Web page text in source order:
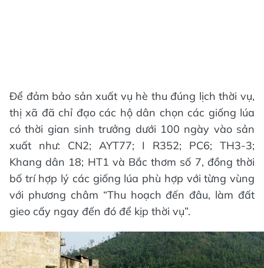
Để đảm bảo sản xuất vụ hè thu đúng lịch thời vụ,
thị xã đã chỉ đạo các hộ dân chọn các giống lúa
có thời gian sinh trưởng dưới 100 ngày vào sản
xuất như: CN2; AYT77; I R352; PC6; TH3-3;
Khang dân 18; HT1 và Bắc thơm số 7, đồng thời
bố trí hợp lý các giống lúa phù hợp với từng vùng
với phương châm “Thu hoạch đến đâu, làm đất
gieo cấy ngay đến đó để kịp thời vụ”.